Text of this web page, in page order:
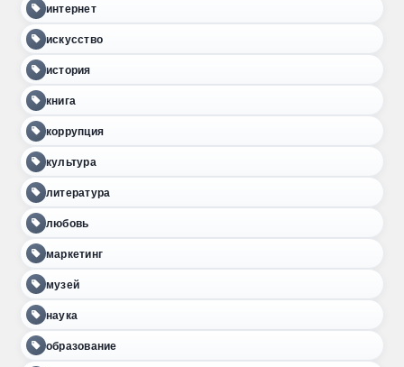
интернет
искусство
история
книга
коррупция
культура
литература
любовь
маркетинг
музей
наука
образование